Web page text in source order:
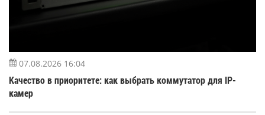
07.08.2026 16:04
Качество в приоритете: как выбрать коммутатор для IP-
камер